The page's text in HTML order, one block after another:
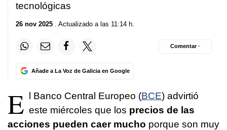
tecnológicas
26 nov 2025 . Actualizado a las 11:14 h.
Añade a La Voz de Galicia en Google
Comentar ·
E l Banco Central Europeo (BCE) advirtió
este miércoles que los precios de las
acciones pueden caer mucho porque son muy